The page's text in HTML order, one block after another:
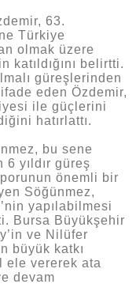
63.
Türkiye
olmak üzere
katıldığını belirtti.
güreşlerinden
eden Özdemir,
ile güçlerini
hatırlattı.
bu sene
yıldır güreş
önemli bir
Söğünmez,
yapılabilmesi
Bursa Büyükşehir
ve Nilüfer
büyük katkı
ele vererek ata
devam